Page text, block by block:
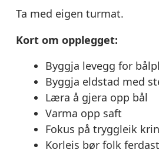
Ta med eigen turmat.
Kort om opplegget:
Byggja levegg for
Byggja eldstad med
Læra å gjera opp bål
Varma opp saft
Fokus på tryggleik
Korleis bør folk